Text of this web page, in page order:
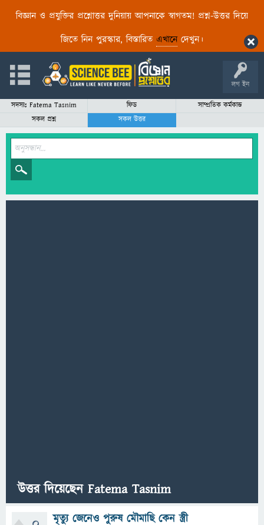
বিজ্ঞান ও প্রযুক্তির প্রশ্নোত্তর দুনিয়ায় আপনাকে স্বাগতম! প্রশ্ন-উত্তর দিয়ে
জিতে নিন পুরস্কার, বিস্তারিত এখানেদেখুন।
লগ ইন
সদস্যঃ Fatema Tasnim ফিড
সাম্প্রতিক কর্মকান্ড
সকল প্রশ্ন
সকল উত্তর
উত্তর দিয়েছেন Fatema Tasnim
মৃত্যু জেনেও পুরুষ মৌমাছি কেন স্ত্রী